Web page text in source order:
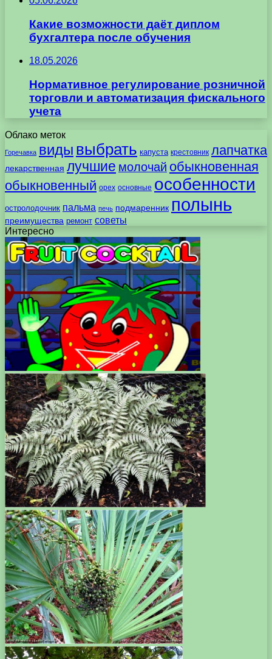
Какие возможности даёт диплом
бухгалтера после обучения
18.05.2026
Нормативное регулирование розничной
торговли и автоматизация фискального
учета
Облако меток
Горечавка виды выбрать капуста крестовник лапчатка
лекарственная лучшие молочай обыкновенная
обыкновенный орех основные особенности
остролодочник пальма печь подмаренник полынь
преимущества ремонт советы
Интересно